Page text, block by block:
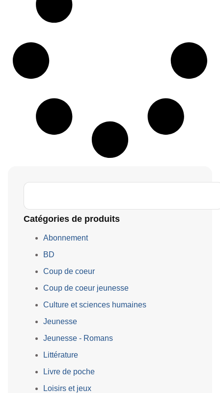
Catégories de produits
Abonnement
BD
Coup de coeur
Coup de coeur jeunesse
Culture et sciences humaines
Jeunesse
Jeunesse - Romans
Littérature
Livre de poche
Loisirs et jeux